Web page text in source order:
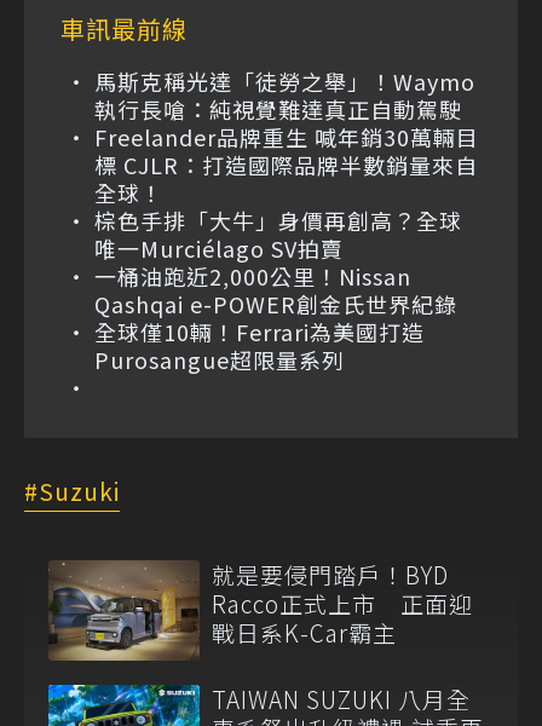
車訊最前線
馬斯克稱光達「徒勞之舉」！Waymo
執行長嗆：純視覺難達真正自動駕駛
Freelander品牌重生 喊年銷30萬輛目
標 CJLR：打造國際品牌半數銷量來自
全球！
棕色手排「大牛」身價再創高？全球
唯一Murciélago SV拍賣
一桶油跑近2,000公里！Nissan
Qashqai e-POWER創金氏世界紀錄
全球僅10輛！Ferrari為美國打造
Purosangue超限量系列
Suzuki
就是要侵門踏戶！BYD
Racco正式上市 正面迎
戰日系K-Car霸主
TAIWAN SUZUKI 八月全